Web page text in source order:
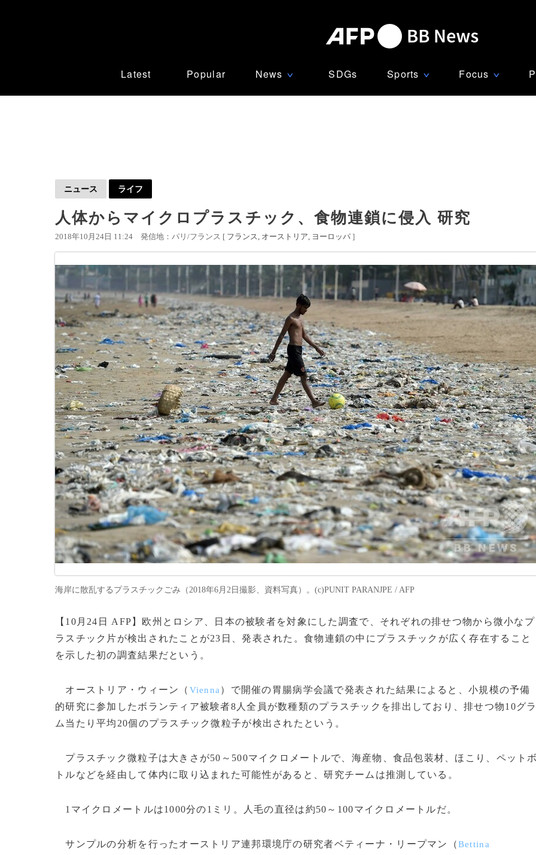
Latest Popular News ∨ SDGs Sports ∨ Focus ∨
ニュース ライフ
人体からマイクロプラスチック、食物連鎖に侵入 研究
2018年10月24日 11:24 発信地：パリ/フランス [ フランス オーストリア ヨーロッパ ]
海岸に散乱するプラスチックごみ（2018年6月2日撮影、資料写真）。(c)PUNIT PARANJPE / AFP
【10月24日 AFP】欧州とロシア、日本の被験者を対象にした調査で、それぞれの排せつ物から微小なプ
ラスチック片が検出されたことが23日、発表された。食物連鎖の中にプラスチックが広く存在すること
を示した初の調査結果だという。
オーストリア・ウィーン（ Vienna ）で開催の胃腸病学会議で発表された結果によると、小規模の予備
的研究に参加したボランティア被験者8人全員が数種類のプラスチックを排出しており、排せつ物10グ
ム当たり平均20個のプラスチック微粒子が検出されたという。
プラスチック微粒子は大きさが50～500マイクロメートルで、海産物、食品包装材、ほこり、ペット
トルなどを経由して体内に取り込まれた可能性があると、研究チームは推測している。
1マイクロメートルは1000分の1ミリ。人毛の直径は約50～100マイクロメートルだ。
サンプルの分析を行ったオーストリア連邦環境庁の研究者ベティーナ・リープマン（Bettina